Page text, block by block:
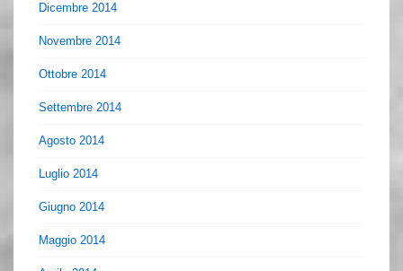
Dicembre 2014
Novembre 2014
Ottobre 2014
Settembre 2014
Agosto 2014
Luglio 2014
Giugno 2014
Maggio 2014